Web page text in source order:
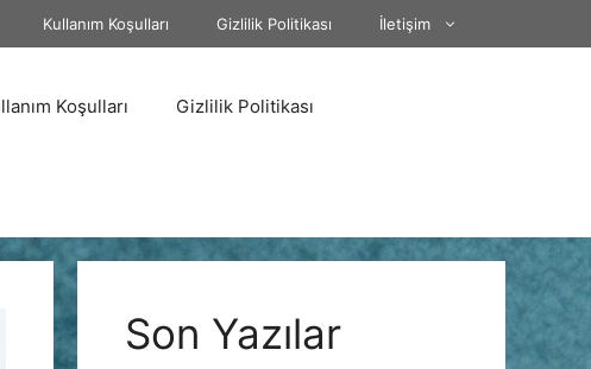
Kullanım Koşulları Gizlilik Politikası İletişim
Koşulları Gizlilik Politikası
Son Yazılar